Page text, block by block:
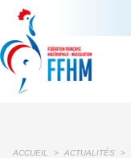
ACCUEIL > ACTUALITÉS >